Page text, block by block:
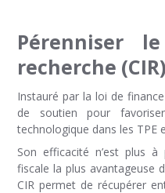
Pérenniser
recherche (CIR)
Instauré par la loi de
de soutien pour
technologique dans les TPE
Son efficacité n’est plus à
fiscale la plus avantageuse
CIR permet de récupérer